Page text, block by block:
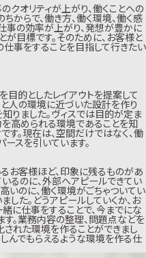
オリティが上がり、働くことへの
からで、働き方、働く環境、働く感
事の効率が上がり、発想が豊かに
が目標です。そのために、お客様と
事をすることを目指して行きたい
目的としたレイアウトを提案して
と人の環境に近づいた設計を作り
りました。ヴィスでは目的が定ま
を高められる環境であることを知
す。現在は、空間だけではなく、働
ースを引いています。
お客様ほど、印象に残るものがあ
るのに、外部へアピールできてい
いのに、働く環境がごちゃついてい
た。どうアピールしていくか、お
に仕事をすることで、今までにな
す。業務内容の整理、問題点などを
された環境を作ることができまし
んでもらえるような環境を作る仕